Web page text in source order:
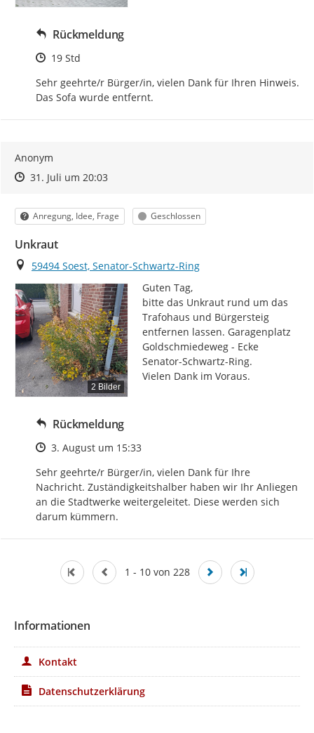
Rückmeldung
Zeitpunkt des Erstellens
19 Std
Sehr geehrte/r Bürger/in, vielen Dank für Ihren Hinweis.
Das Sofa wurde entfernt.
Anonym
Zeitpunkt des Erstellens
Zeitpunkt des Erstellens
31. Juli um 20:03Zur Äußerung
Kategorie
Anregung, Idee, Frage Status
Geschlossen
Unkraut
Ort
59494 Soest, Senator-Schwartz-Ring
2 Bilder
Guten Tag,
bitte das Unkraut rund um das
Trafohaus und Bürgersteig
entfernen lassen. Garagenplatz
Goldschmiedeweg - Ecke
Senator-Schwartz-Ring.
Vielen Dank im Voraus.
Rückmeldung
Zeitpunkt des Erstellens
3. August um 15:33
Sehr geehrte/r Bürger/in, vielen Dank für Ihre
Nachricht. Zuständigkeitshalber haben wir Ihr Anliegen
an die Stadtwerke weitergeleitet. Diese werden sich
darum kümmern.
1 - 10 von 228
Informationen
Kontakt
Datenschutzerklärung